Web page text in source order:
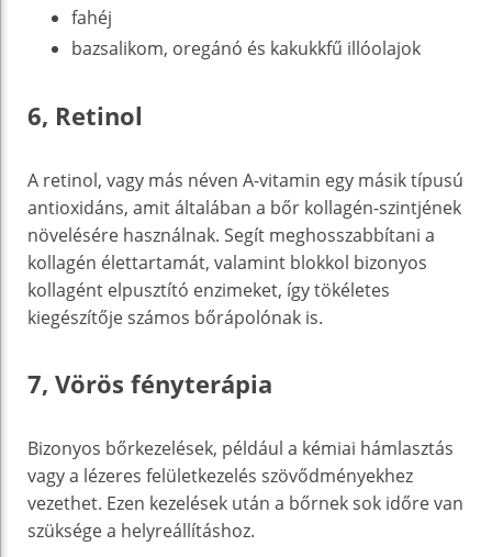
fahéj
bazsalikom, oregánó és kakukkfű illóolajok
6, Retinol
A retinol, vagy más néven A-vitamin egy másik típusú
antioxidáns, amit általában a bőr kollagén-szintjének
növelésére használnak. Segít meghosszabbítani a
kollagén élettartamát, valamint blokkol bizonyos
kollagént elpusztító enzimeket, így tökéletes
kiegészítője számos bőrápolónak is.
7, Vörös fényterápia
Bizonyos bőrkezelések, például a kémiai hámlasztás
vagy a lézeres felületkezelés szövődményekhez
vezethet. Ezen kezelések után a bőrnek sok időre van
szüksége a helyreállításhoz.